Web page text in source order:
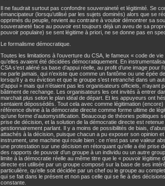
Il ne faudrait surtout pas confondre souveraineté et légitimité. Se
émancipateur (lorsqu’utilisé par les sujets dominés) alors que se
opprimés du peuple, revient au contraire à vouloir démontrer sa
souveraineté face au pouvoir est toujours déjà un aveu de sa
pouvoir populaire) se sent légitime à priori, ne se donne pas en
Le formalisme démocratique.
Toutes les limitations à l’ouverture du CSA, le fameux « code de
qu’elles avaient été décidées démocratiquement. En
CSA s’est aliéné sa base d’appui réelle, au profit d’une image pour
ne parle jamais, qui n’existe que comme un fantôme ou une épée
lorsqu’il y a eu éviction et que le groupe s’est retranché dans un
d’appui » mais qui n’étaient pas les organisateurs officiels,
bâtiment de rechange. Les organisateurs les ont invités à entrer
marchait plus selon le plan idéal de départ. Et les appuyeurs ont
sentaient dépossédés. Tout cela avec comme légitimation
référence divine à la démocratie directe comme forme ultime de
qu’une forme d’automystification. Beaucoup de théories
prise de décision, et la solution de la démocratie directe est
gestionnairement parlant. Il y a moins de possibilités de biais,
attachés à la décision, puisque chacun a pu exposer son opinion
instrument, une machine qui roule bien : ce n’est pas une valeur
une protestation sur une décision en rétorquant qu’elle a été prise
des rapports de pouvoir d’un groupe à un individu ou un autre
limite à la démocratie réelle au même titre que le « pouvoir légitime
directe est utilisée par un groupe composé sur la base de ses
particulière, qu’elle soit décidée par un chef ou le groupe au
qui se fait dans le présent et non pas celle qui se fie à des
constante.